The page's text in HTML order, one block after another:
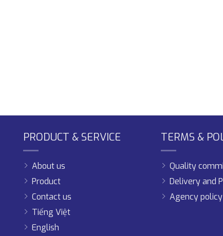
PRODUCT & SERVICE
About us
Product
Contact us
Tiếng Việt
English
TERMS &
Quality
Delivery and
Agency policy